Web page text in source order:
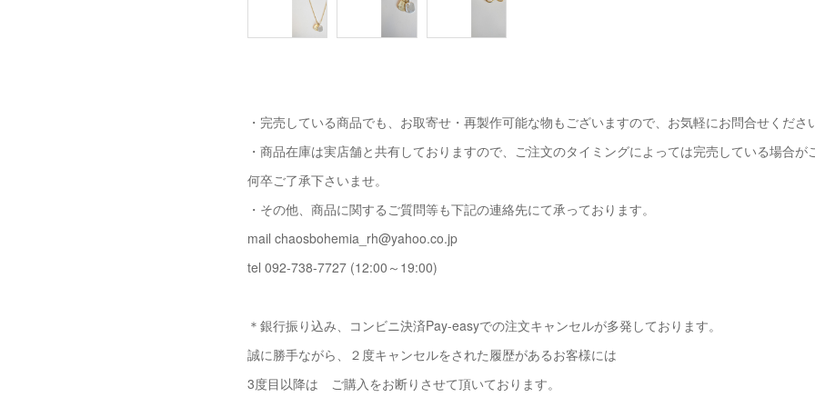
・完売している商品でも、お取寄せ・再製作可能な物もございますので、お気軽にお問合せくださ
・商品在庫は実店舗と共有しておりますので、ご注文のタイミングによっては完売している場合が
何卒ご了承下さいませ。
・その他、商品に関するご質問等も下記の連絡先にて承っております。
mail chaosbohemia_rh@yahoo.co.jp
tel 092-738-7727 (12:00～19:00)
＊銀行振り込み、コンビニ決済Pay-easyでの注文キャンセルが多発しております。
誠に勝手ながら、２度キャンセルをされた履歴があるお客様には
3度目以降は ご購入をお断りさせて頂いております。